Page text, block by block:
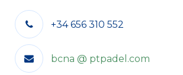
+34 656 310 552
bcna @ ptpadel.com